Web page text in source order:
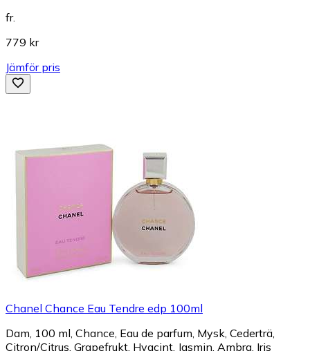
fr.
779 kr
Jämför pris
Chanel Chance Eau Tendre edp 100ml
Dam, 100 ml, Chance, Eau de parfum, Mysk, Cederträ,
Citron/Citrus, Grapefrukt, Hyacint, Jasmin, Ambra, Iris